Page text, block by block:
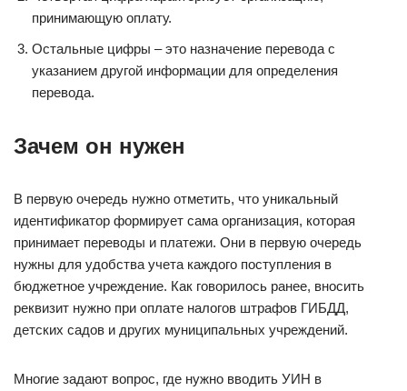
принимающую оплату.
Остальные цифры – это назначение перевода с
указанием другой информации для определения
перевода.
Зачем он нужен
В первую очередь нужно отметить, что уникальный
идентификатор формирует сама организация, которая
принимает переводы и платежи. Они в первую очередь
нужны для удобства учета каждого поступления в
бюджетное учреждение. Как говорилось ранее, вносить
реквизит нужно при оплате налогов штрафов ГИБДД,
детских садов и других муниципальных учреждений.
Многие задают вопрос, где нужно вводить УИН в